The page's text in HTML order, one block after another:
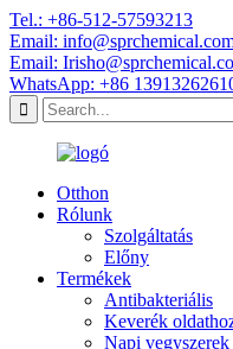
Tel.: +86-512-57593213
Email:
Email:
WhatsApp: +86
Otthon
Rólunk
Szolgáltatás
Előny
Termékek
Antibakteriális
Keverék
Napi vegyszerek